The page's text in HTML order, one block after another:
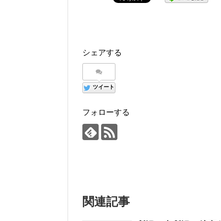
シェアする
ツイート
フォローする
関連記事